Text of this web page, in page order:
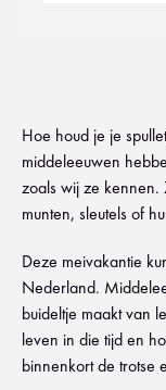
Hoe houd je je
middeleeuwen
zoals wij ze kennen.
munten, sleutels of
Deze meivakantie
Nederland.
buideltje maakt van
leven in die tijd en
binnenkort de trotse